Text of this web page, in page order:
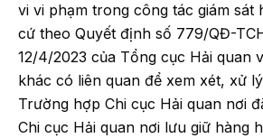
vi vi phạm trong công tác giám sát
cứ theo Quyết định số 779/QĐ-
12/4/2023 của Tổng cục Hải quan
khác có liên quan để xem xét, xử
Trường hợp Chi cục Hải quan nơi
Chi cục Hải quan nơi lưu giữ hàng